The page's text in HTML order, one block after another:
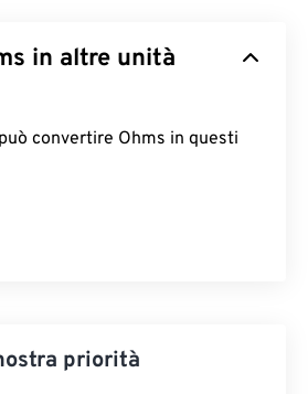
in altre unità
convertire Ohms in questi
priorità